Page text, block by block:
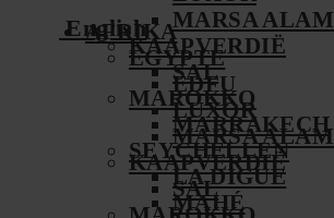
English
MARSA ALAM
KAAPVERDIË
SAL
MAROKKO
MARRAKECH
SEYCHELLEN
LA DIGUE
MAHÉ
AFRIKA
EGYPTE
EDFU
LUXOR
MARSA ALAM
KAAPVERDIË
SAL